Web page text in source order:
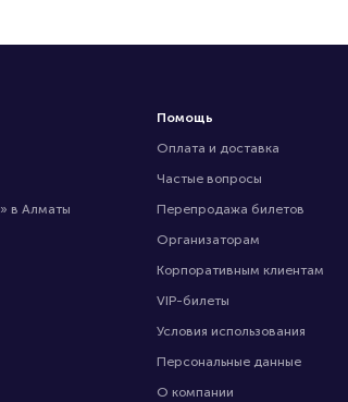
в Алматы
Помощь
Оплата и доставка
Частые вопросы
Перепродажа билетов
Организаторам
Корпоративным клиентам
VIP-билеты
Условия использования
Персональные данные
О компании